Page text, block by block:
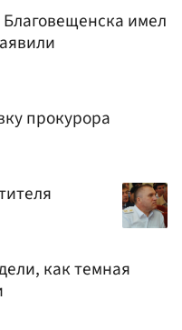
имел
прокурора
как темная